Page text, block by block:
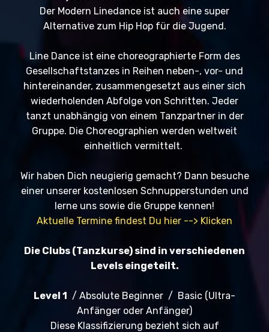
Der Modern Linedance ist auch eine super
Alternative zum Hip Hop für die Jugend.
Line Dance ist eine choreographierte Form des
Gesellschaftstanzes in Reihen neben-, vor- und
hintereinander, zusammengesetzt aus einer sich
wiederholenden Abfolge von Schritten. Jeder
tanzt unabhängig von einem Tanzpartner in der
Gruppe. Die Choreographien werden weltweit
einheitlich vermittelt.
Wir haben Dich neugierig gemacht? Dann besuche
einer unserer kostenlosen Schnupperstunden und
lerne uns sowie die Gruppe kennen!
Aktuelle Termine findest Du hier --> Klicken
Die Clubs (Tanzkurse) sind in verschiedenen
Levels eingeteilt.
Level 1 / Absolute Beginner / Basic (Ultra-
Anfänger oder Anfänger)
Diese Klassifizierung bezieht sich auf